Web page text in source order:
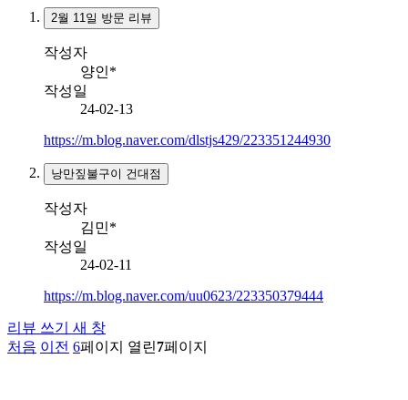
2월 11일 방문 리뷰
작성자
양인*
작성일
24-02-13
https://m.blog.naver.com/dlstjs429/223351244930
낭만짚불구이 건대점
작성자
김민*
작성일
24-02-11
https://m.blog.naver.com/uu0623/223350379444
리뷰 쓰기
새 창
처음 이전 6페이지 열린7페이지